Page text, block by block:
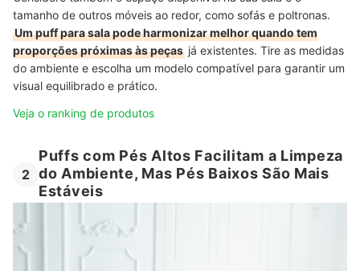
tamanho de outros móveis ao redor, como sofás e poltronas.
Um puff para sala pode harmonizar melhor quando tem
proporções próximas às peças já existentes. Tire as medidas
do ambiente e escolha um modelo compatível para garantir um
visual equilibrado e prático.
Veja o ranking de produtos
2
Puffs com Pés Altos Facilitam a Limpeza
do Ambiente, Mas Pés Baixos São Mais
Estáveis